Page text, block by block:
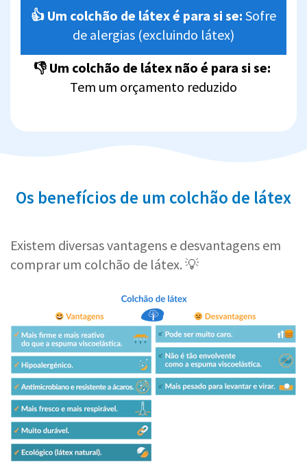
👍 Um colchão de látex é para si se: Sofre
de alergias (excluindo látex)
👎 Um colchão de látex não é para si se:
Tem um orçamento reduzido
Os benefícios de um colchão de látex
Existem diversas vantagens e desvantagens em
comprar um colchão de látex. 💡